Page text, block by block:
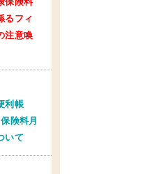
るフィ
注意喚
利帳
険料月
いて